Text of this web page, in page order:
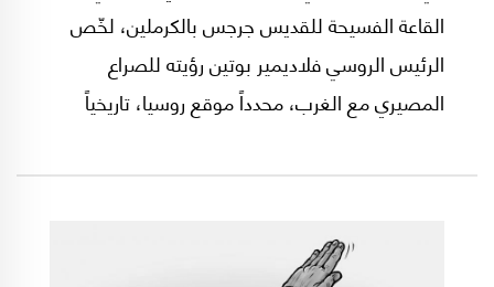
القاعة الفسيحة للقديس جرجس بالكرملين، لخّص
الرئيس الروسي فلاديمير بوتين رؤيته للصراع
المصيري مع الغرب، محدداً موقع روسيا، تاريخياً
الحرب التي تخوضها اليوم في أوكرانيا.